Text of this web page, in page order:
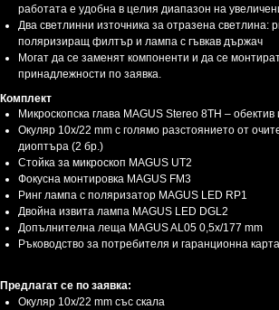
работата е удобна в целия диапазон на
Два светлинни източника за отразена светлина:
поляризиращ филтър и лампа с гъвкав държач
Могат да се заменят компоненти и да се
принадлежности по заявка.
Комплект
Микроскопска глава MAGUS Stereo 8TH –
Окуляр 10х/22 mm с голямо разстоянието от
диоптъра (2 бр.)
Стойка за микроскоп MAGUS UT2
Фокусна монтировка MAGUS FM3
Ринг лампа с поляризатор MAGUS LED RP1
Двойна извита лампа MAGUS LED DGL2
Допълнителна леща MAGUS AL05 0,5х/177 mm
Ръководство за потребителя и гаранционна карта
Предлагат се по заявка:
Окуляр 10x/22 mm със скала